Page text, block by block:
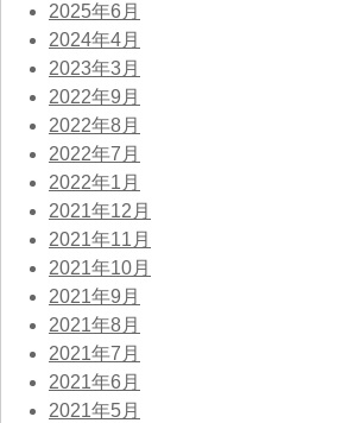
2025年6月
2024年4月
2023年3月
2022年9月
2022年8月
2022年7月
2022年1月
2021年12月
2021年11月
2021年10月
2021年9月
2021年8月
2021年7月
2021年6月
2021年5月